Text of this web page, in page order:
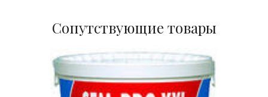
Сопутствующие товары